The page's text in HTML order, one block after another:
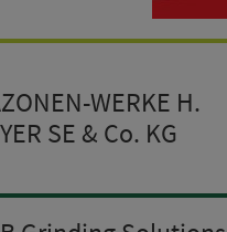
WERKE H.
SE & Co. KG